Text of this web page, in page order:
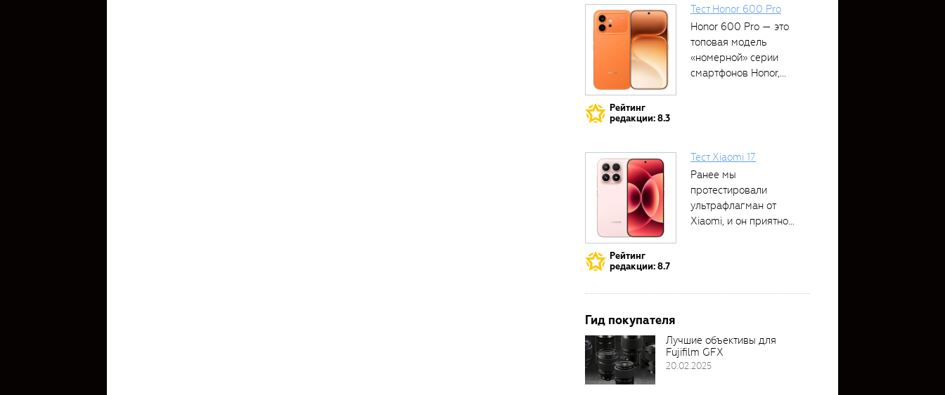
Рейтинг
редакции: 8.3
Тест Honor 600 Pro
Honor 600 Pro — это
топовая модель
«номерной» серии
смартфонов Honor,...
Рейтинг
редакции: 8.7
Тест Xiaomi 17
Ранее мы
протестировали
ультрафлагман от
Xiaomi, и он приятно
Гид покупателя
Лучшие объективы для
Fujifilm GFX
20.02.2025